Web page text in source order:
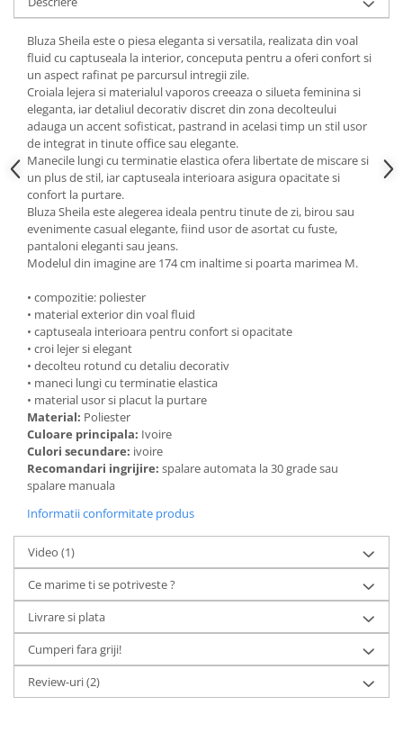
Bluza Sheila este o piesa eleganta si versatila, realizata din voal
fluid cu captuseala la interior, conceputa pentru a oferi confort si
un aspect rafinat pe parcursul intregii zile.
Croiala lejera si materialul vaporos creeaza o silueta feminina si
eleganta, iar detaliul decorativ discret din zona decolteului
adauga un accent sofisticat, pastrand in acelasi timp un stil usor
de integrat in tinute office sau elegante.
Manecile lungi cu terminatie elastica ofera libertate de miscare si
un plus de stil, iar captuseala interioara asigura opacitate si
confort la purtare.
Bluza Sheila este alegerea ideala pentru tinute de zi, birou sau
evenimente casual elegante, fiind usor de asortat cu fuste,
pantaloni eleganti sau jeans.
Modelul din imagine are 174 cm inaltime si poarta marimea M.
• compozitie: poliester
• material exterior din voal fluid
• captuseala interioara pentru confort si opacitate
• croi lejer si elegant
• decolteu rotund cu detaliu decorativ
• maneci lungi cu terminatie elastica
• material usor si placut la purtare
Material: Poliester
Culoare principala: Ivoire
Culori secundare: ivoire
Recomandari ingrijire: spalare automata la 30 grade sau
spalare manuala
Informatii conformitate produs
Video (1)
Ce marime ti se potriveste ?
Livrare si plata
Cumperi fara griji!
Review-uri(2)